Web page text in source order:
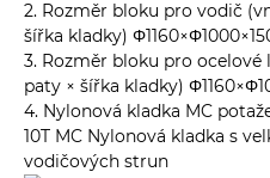
2. Rozměr bloku pro vodič
šířka kladky)
3. Rozměr bloku pro
paty × šířka kladky)
4. Nylonová kladka MC
10T MC Nylonová kladka s
vodičových strun